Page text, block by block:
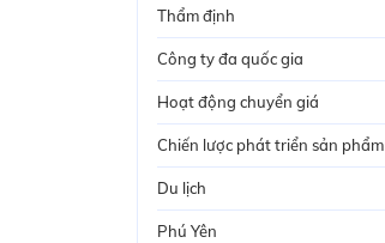
Thẩm định
Công ty đa quốc gia
Hoạt động chuyển giá
Chiến lược phát triển sản phẩm
Du lịch
Phú Yên